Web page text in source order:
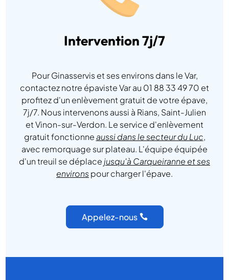
Intervention 7j/7
Pour Ginasservis et ses environs dans le Var,
contactez notre épaviste Var au 01 88 33 49 70 et
profitez d'un enlèvement gratuit de votre épave,
7j/7. Nous intervenons aussi à Rians, Saint-Julien
et Vinon-sur-Verdon. Le service d'enlèvement
gratuit fonctionneaussi dans le secteur du Luc,
avec remorquage sur plateau. L'équipe équipée
d'un treuil se déplace jusqu'à Carqueiranne et ses
environs pour charger l'épave.
Appelez-nous